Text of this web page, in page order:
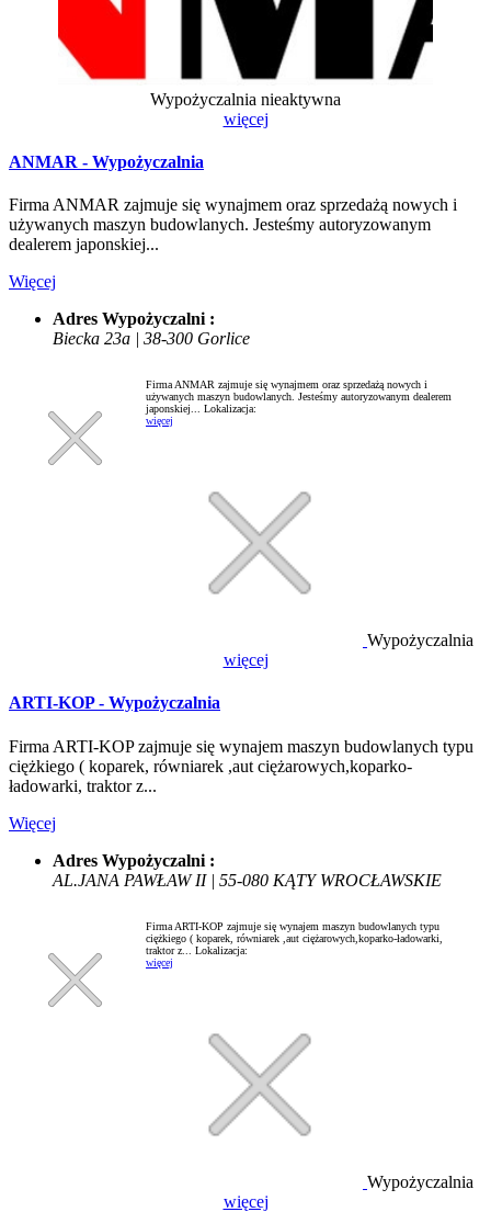
Wypożyczalnia nieaktywna
więcej
ANMAR - Wypożyczalnia
Firma ANMAR zajmuje się wynajmem oraz sprzedażą nowych i
używanych maszyn budowlanych. Jesteśmy autoryzowanym
dealerem japonskiej...
Więcej
Adres Wypożyczalni :
Biecka 23a | 38-300 Gorlice
Firma ANMAR zajmuje się wynajmem oraz sprzedażą nowych i
używanych maszyn budowlanych. Jesteśmy autoryzowanym dealerem
japonskiej... Lokalizacja:
więcej
Wypożyczalnia
więcej
ARTI-KOP - Wypożyczalnia
Firma ARTI-KOP zajmuje się wynajem maszyn budowlanych typu
ciężkiego ( koparek, równiarek ,aut ciężarowych,koparko-
ładowarki, traktor z...
Więcej
Adres Wypożyczalni :
AL.JANA PAWŁAW II | 55-080 KĄTY WROCŁAWSKIE
Firma ARTI-KOP zajmuje się wynajem maszyn budowlanych typu
ciężkiego ( koparek, równiarek ,aut ciężarowych,koparko-ładowarki,
traktor z... Lokalizacja:
więcej
Wypożyczalnia
więcej